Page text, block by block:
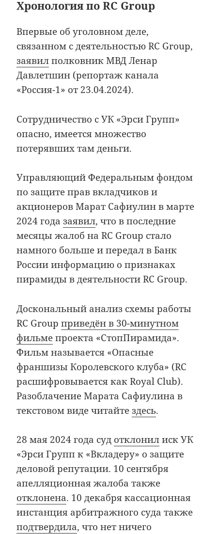
Хронология по RC Group
Впервые об уголовном деле,
связанном с деятельностью RC Group,
заявилполковник МВД Ленар
Давлетшин (репортаж канала
«Россия-1» от 23.04.2024).
Сотрудничество с УК «Эрси Групп»
опасно, имеется множество
потерявших там деньги.
Управляющий Федеральным фондом
по защите прав вкладчиков и
акционеров Марат Сафиулин в марте
2024 годазаявил, что в последние
месяцы жалоб на RC Group стало
намного больше и передал в Банк
России информацию о признаках
пирамиды в деятельности RC Group.
Доскональный анализ схемы работы
RC Groupприведён в 30-минутном
фильмепроекта «СтопПирамида».
Фильм называется «Опасные
франшизы Королевского клуба» (RC
расшифровывается как Royal Club).
Разоблачение Марата Сафиулина в
текстовом виде читайтездесь.
28 мая 2024 года суд отклонилиск УК
«Эрси Групп к «Вкладеру» о защите
деловой репутации. 10 сентября
апелляционная жалоба также
отклонена. 10 декабря кассационная
инстанция арбитражного суда также
подтвердила, что нет ничего